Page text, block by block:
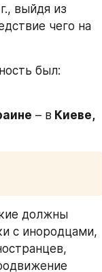
выйдя из
чего на
– в Киеве,
должны
с инородцами,